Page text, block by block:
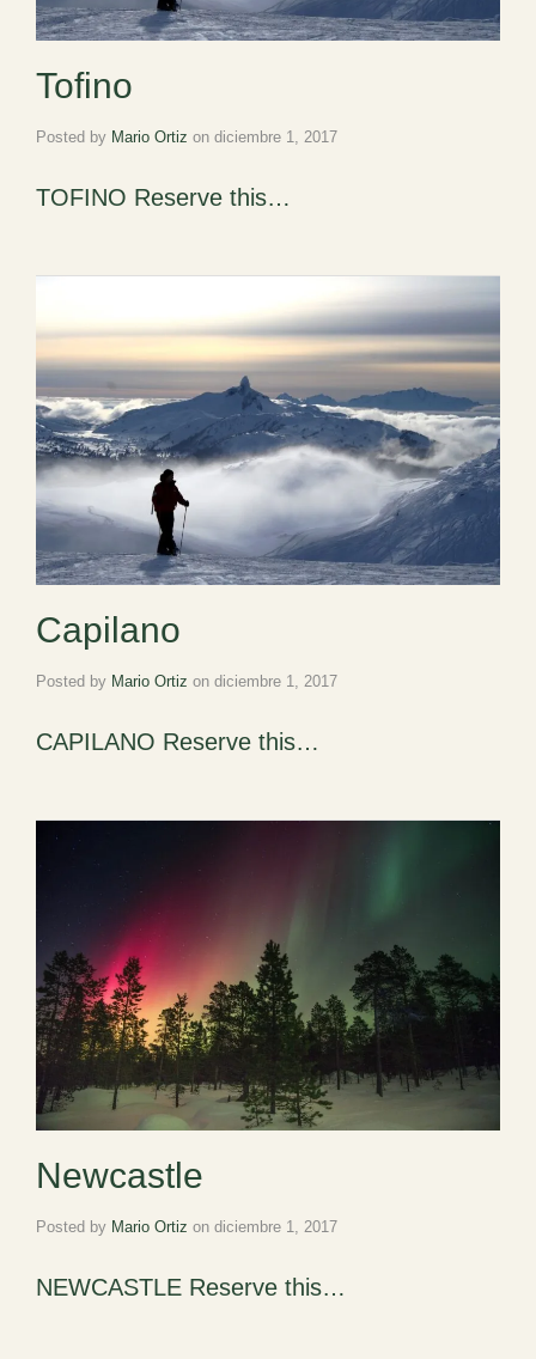
Tofino
Posted by Mario Ortiz on diciembre 1, 2017
TOFINO Reserve this…
Capilano
Posted by Mario Ortiz on diciembre 1, 2017
CAPILANO Reserve this…
Newcastle
Posted by Mario Ortiz on diciembre 1, 2017
NEWCASTLE Reserve this…